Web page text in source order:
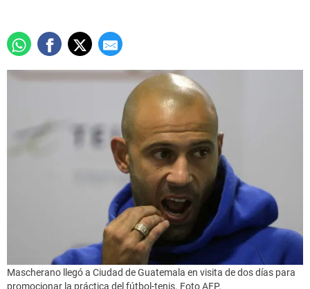
Mascherano llegó a Ciudad de Guatemala en visita de dos días para
promocionar la práctica del fútbol-tenis. Foto AFP.